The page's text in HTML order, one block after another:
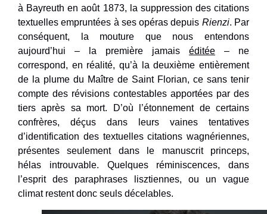
à Bayreuth en août 1873, la suppression des citations
textuelles empruntées à ses opéras depuis Rienzi. Par
conséquent, la mouture que nous entendons
aujourd’hui – la première jamais éditée – ne
correspond, en réalité, qu’à la deuxième entièrement
de la plume du Maître de Saint Florian, ce sans tenir
compte des révisions contestables apportées par des
tiers après sa mort. D’où l’étonnement de certains
confrères, déçus dans leurs vaines tentatives
d’identification des textuelles citations wagnériennes,
présentes seulement dans le manuscrit princeps,
hélas introuvable. Quelques réminiscences, dans
l’esprit des paraphrases lisztiennes, ou un vague
climat restent donc seuls décelables.